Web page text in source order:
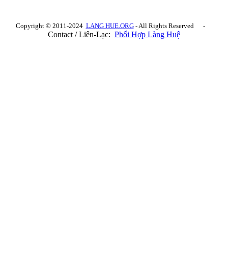
Copyright © 2011-2024 LANG HUE.ORG- All Rights Reserved -
Contact / Liên-Lạc: Phối Hợp Làng Huệ